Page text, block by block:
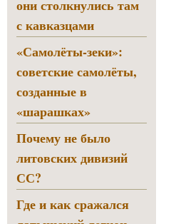
они столкнулись там
с кавказцами
«Самолёты-зеки»:
советские самолёты,
созданные в
«шарашках»
Почему не было
литовских дивизий
СС?
Где и как сражался